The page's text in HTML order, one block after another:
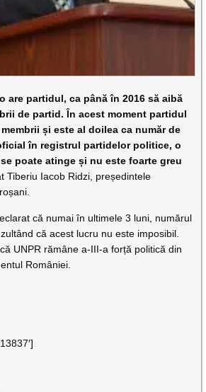
are partidul, ca până în 2016 să aibă
de partid. În acest moment partidul
și este al doilea ca număr de
în registrul partidelor politice, o
poate atinge și nu este foarte greu
Tiberiu Iacob Ridzi, președintele
că numai în ultimele 3 luni, numărul
că acest lucru nu este imposibil.
UNPR rămâne a-III-a forță politică din
României.